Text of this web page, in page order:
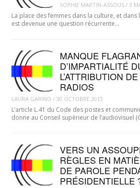
SOPHIE MARTIN-ASSOUS/ 3
La place des femmes dans la culture, et
est devenue une question récurrente…
MANQUE
D’IMPARTIALITÉ
L’ATTRIBUTION
RADIOS
LAURA GARINO / 30 OCTOBRE 2013
L’article L.41 du Code des postes et
donne au Conseil supérieur de l’audiovisuel
VERS UN
RÈGLES EN
DE PAROLE
PRÉSIDENTIELLE